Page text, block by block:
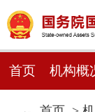
首页 机构概